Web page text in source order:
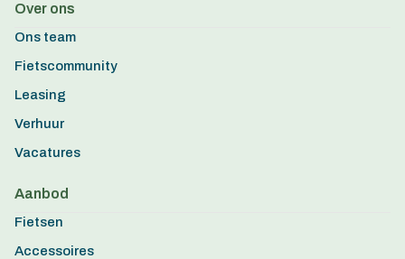
Over ons
Ons team
Fietscommunity
Leasing
Verhuur
Vacatures
Aanbod
Fietsen
Accessoires